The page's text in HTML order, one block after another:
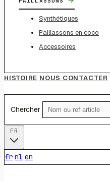
Synthétiques
Paillassons en coco
Accessoires
HISTOIRE NOUS CONTACTER
Chercher
fr nl en